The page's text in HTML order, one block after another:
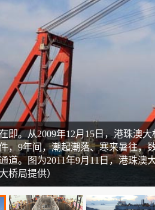
即。从2009年12月15日，港珠澳
，9年间，潮起潮落、寒来暑往，
道。图为2011年9月11日，港珠
桥局提供）